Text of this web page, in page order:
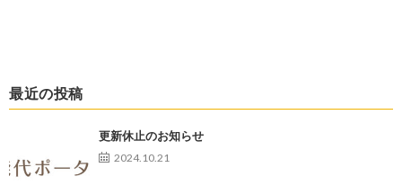
最近の投稿
更新休止のお知らせ
2024.10.21